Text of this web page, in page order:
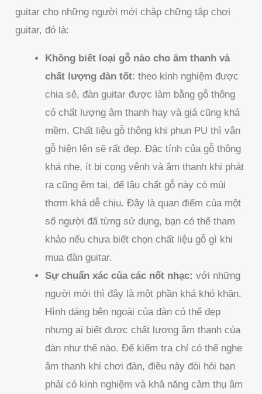
guitar cho những người mới chập chững tập chơi
guitar, đó là:
Không biết loại gỗ nào cho âm thanh và
chất lượng đàn tốt: theo kinh nghiệm được
chia sẻ, đàn guitar được làm bằng gỗ thông
có chất lượng âm thanh hay và giá cũng khá
mềm. Chất liệu gỗ thông khi phun PU thì vân
gỗ hiện lên sẽ rất đẹp. Đặc tính của gỗ thông
khá nhẹ, ít bị cong vênh và âm thanh khi phát
ra cũng êm tai, để lâu chất gỗ này có mùi
thơm khá dễ chịu. Đây là quan điểm của một
số người đã từng sử dụng, bạn có thể tham
khảo nếu chưa biết chọn chất liệu gỗ gì khi
mua đàn guitar.
Sự chuẩn xác của các nốt nhạc: với những
người mới thì đây là một phần khá khó khăn.
Hình dáng bên ngoài của đàn có thể đẹp
nhưng ai biết được chất lượng âm thanh của
đàn như thế nào. Để kiểm tra chỉ có thể nghe
âm thanh khi chơi đàn, điều này đòi hỏi bạn
phải có kinh nghiệm và khả năng cảm thụ âm